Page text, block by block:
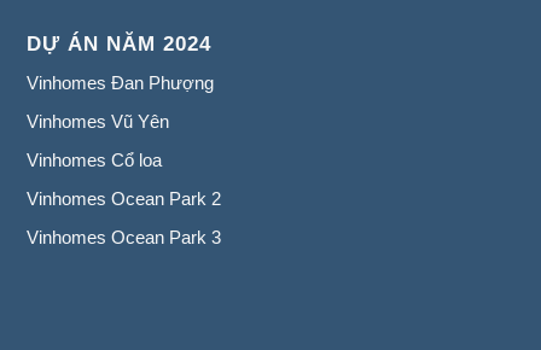
DỰ ÁN NĂM 2024
Vinhomes Đan Phượng
Vinhomes Vũ Yên
Vinhomes Cổ loa
Vinhomes Ocean Park 2
Vinhomes Ocean Park 3